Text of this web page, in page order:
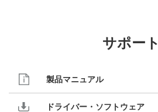
サポート
製品マニュアル
ドライバー・ソフトウェア